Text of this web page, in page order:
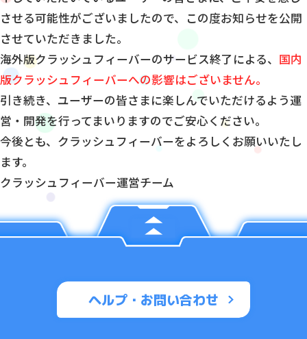
させる可能性がございましたので、この度お知らせを公開
させていただきました。
海外版クラッシュフィーバーのサービス終了による、 国内
版クラッシュフィーバーへの影響はございません。
引き続き、ユーザーの皆さまに楽しんでいただけるよう運
営・開発を行ってまいりますのでご安心ください。
今後とも、クラッシュフィーバーをよろしくお願いいたし
ます。
クラッシュフィーバー運営チーム
ヘルプ・お問い合わせ